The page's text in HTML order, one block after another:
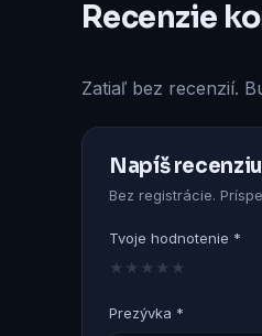
Recenzie
Zatiaľ bez recenzií.
Napíš recenziu
Bez registrácie.
Tvoje hodnotenie *
★
★
★
★
★
Prezývka *